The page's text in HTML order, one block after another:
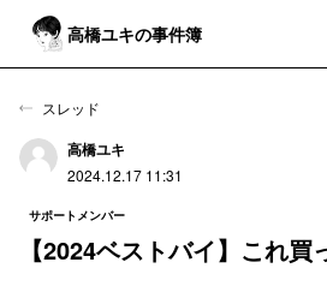
高橋ユキの事件簿
スレッド
高橋ユキ
2024.12.17 11:31
サポートメンバー
【2024ベストバイ】これ買